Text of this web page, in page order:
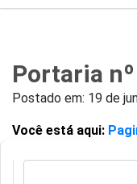
Portaria
Postado em: 19 de
Você está aqui: